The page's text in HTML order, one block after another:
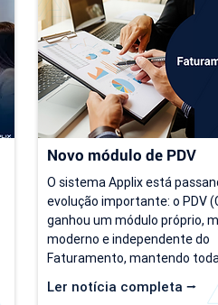
Novo módulo de PDV
Ler notícia completa ⭢
O sistema Applix está
evolução importante: o PDV
ganhou um módulo próprio,
moderno e independente do
Faturamento, mantendo
partir de 15/07/26, as duas